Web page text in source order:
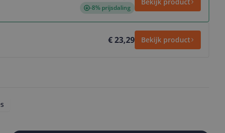
-8% prijsdaling
€ 23,29 Bekijk product